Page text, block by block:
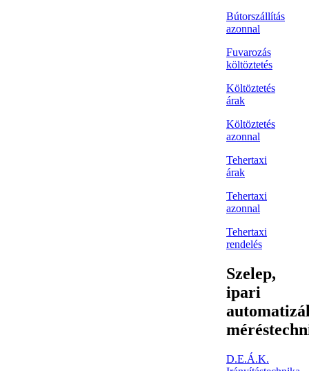
Bútorszállítás
azonnal
Fuvarozás
költöztetés
Költöztetés
árak
Költöztetés
azonnal
Tehertaxi
árak
Tehertaxi
azonnal
Tehertaxi
rendelés
Szelep,
ipari
D.E.Á.K.